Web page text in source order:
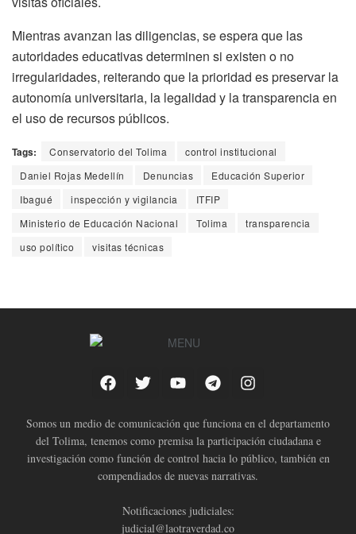
Mientras avanzan las diligencias, se espera que las
autoridades educativas determinen si existen o no
irregularidades, reiterando que la prioridad es preservar la
autonomía universitaria, la legalidad y la transparencia en
el uso de recursos públicos.
Tags: Conservatorio del Tolima
control institucional
Daniel Rojas Medellín
Denuncias
Educación Superior
Ibagué
inspección y vigilancia
ITFIP
Ministerio de Educación Nacional
Tolima
transparencia
uso político
visitas técnicas
Somos un medio de comunicación que funciona en el departamento
del Tolima, tenemos como premisa la participación ciudadana e
investigación como función de control hacia lo público, también en
compendiados de nuevas narrativas.
Notificaciones judiciales:
judicial@laotraverdad.co